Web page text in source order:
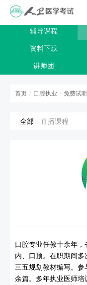
辅导课程
资料下载
讲师团
首页 / 口腔执业 / 免费试听
全部 直播课程
口腔专业任教十余年
内、口预。在职期间
三五规划教材编写。
余篇。多年执业医师